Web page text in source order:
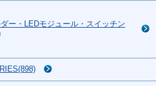
ー・LEDモジュール・スイッチン